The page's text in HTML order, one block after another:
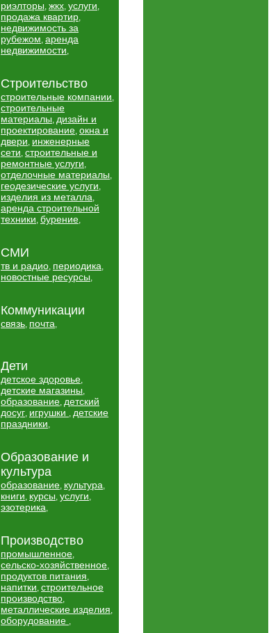
риэлторы, жкх, услуги,
продажа квартир,
недвижимость за
рубежом, аренда
недвижимости,
Строительство
строительные компании,
строительные
материалы, дизайн и
проектирование, окна и
двери, инженерные
сети, строительные и
ремонтные услуги,
отделочные материалы,
геодезические услуги,
изделия из металла,
аренда строительной
техники, бурение,
СМИ
тв и радио, периодика,
новостные ресурсы,
Коммуникации
связь, почта,
Дети
детское здоровье,
детские магазины,
образование, детский
досуг, игрушки , детские
праздники,
Образование и
культура
образование, культура,
книги, курсы, услуги,
эзотерика,
Производство
промышленное,
сельско-хозяйственное,
продуктов питания,
напитки, строительное
производство,
металлические изделия,
оборудование ,